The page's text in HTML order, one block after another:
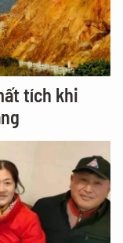
tích khi